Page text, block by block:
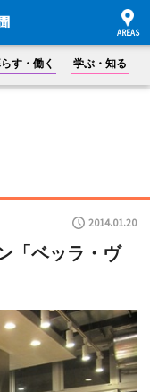
す・働く 学ぶ・知る
2014.01.20
「ベッラ・ヴ